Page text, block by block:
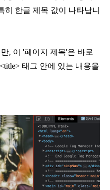
히 한글 제목 값이 나타납니
, 이 '페이지 제목'은 바로
태그 안에 있는 내용을